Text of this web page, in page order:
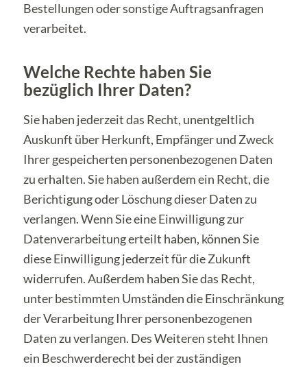
Bestellungen oder sonstige Auftragsanfragen
verarbeitet.
Welche Rechte haben Sie
bezüglich Ihrer Daten?
Sie haben jederzeit das Recht, unentgeltlich
Auskunft über Herkunft, Empfänger und Zweck
Ihrer gespeicherten personenbezogenen Daten
zu erhalten. Sie haben außerdem ein Recht, die
Berichtigung oder Löschung dieser Daten zu
verlangen. Wenn Sie eine Einwilligung zur
Datenverarbeitung erteilt haben, können Sie
diese Einwilligung jederzeit für die Zukunft
widerrufen. Außerdem haben Sie das Recht,
unter bestimmten Umständen die Einschränkung
der Verarbeitung Ihrer personenbezogenen
Daten zu verlangen. Des Weiteren steht Ihnen
ein Beschwerderecht bei der zuständigen